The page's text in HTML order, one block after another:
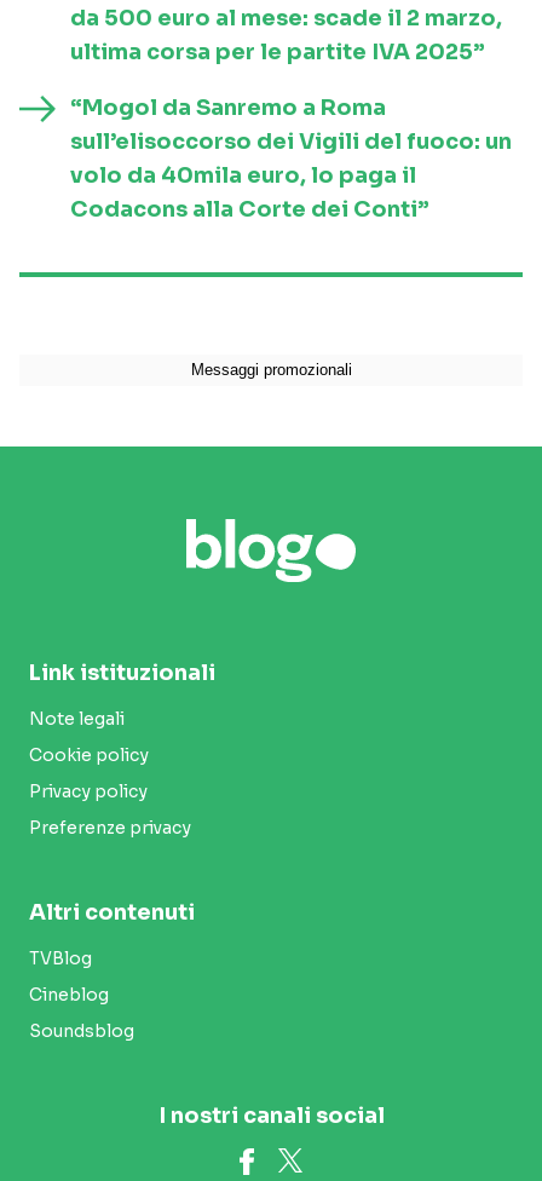
da 500 euro al mese: scade il 2 marzo,
ultima corsa per le partite IVA 2025”
“Mogol da Sanremo a Roma
sull’elisoccorso dei Vigili del fuoco: un
volo da 40mila euro, lo paga il
Codacons alla Corte dei Conti”
Link istituzionali
Note legali
Cookie policy
Privacy policy
Preferenze privacy
Altri contenuti
TVBlog
Cineblog
Soundsblog
I nostri canali social